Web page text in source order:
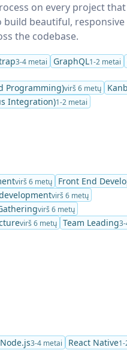
on every project
beautiful, responsive
the codebase.
3-4 metai GraphQL1-2 metai
Programming)virš 6 metų
Integration)1-2 metai
virš 6 metų Front End
virš 6 metų
virš 6 metų
virš 6 metų Team Leading
Node.js3-4 metai React Native1-